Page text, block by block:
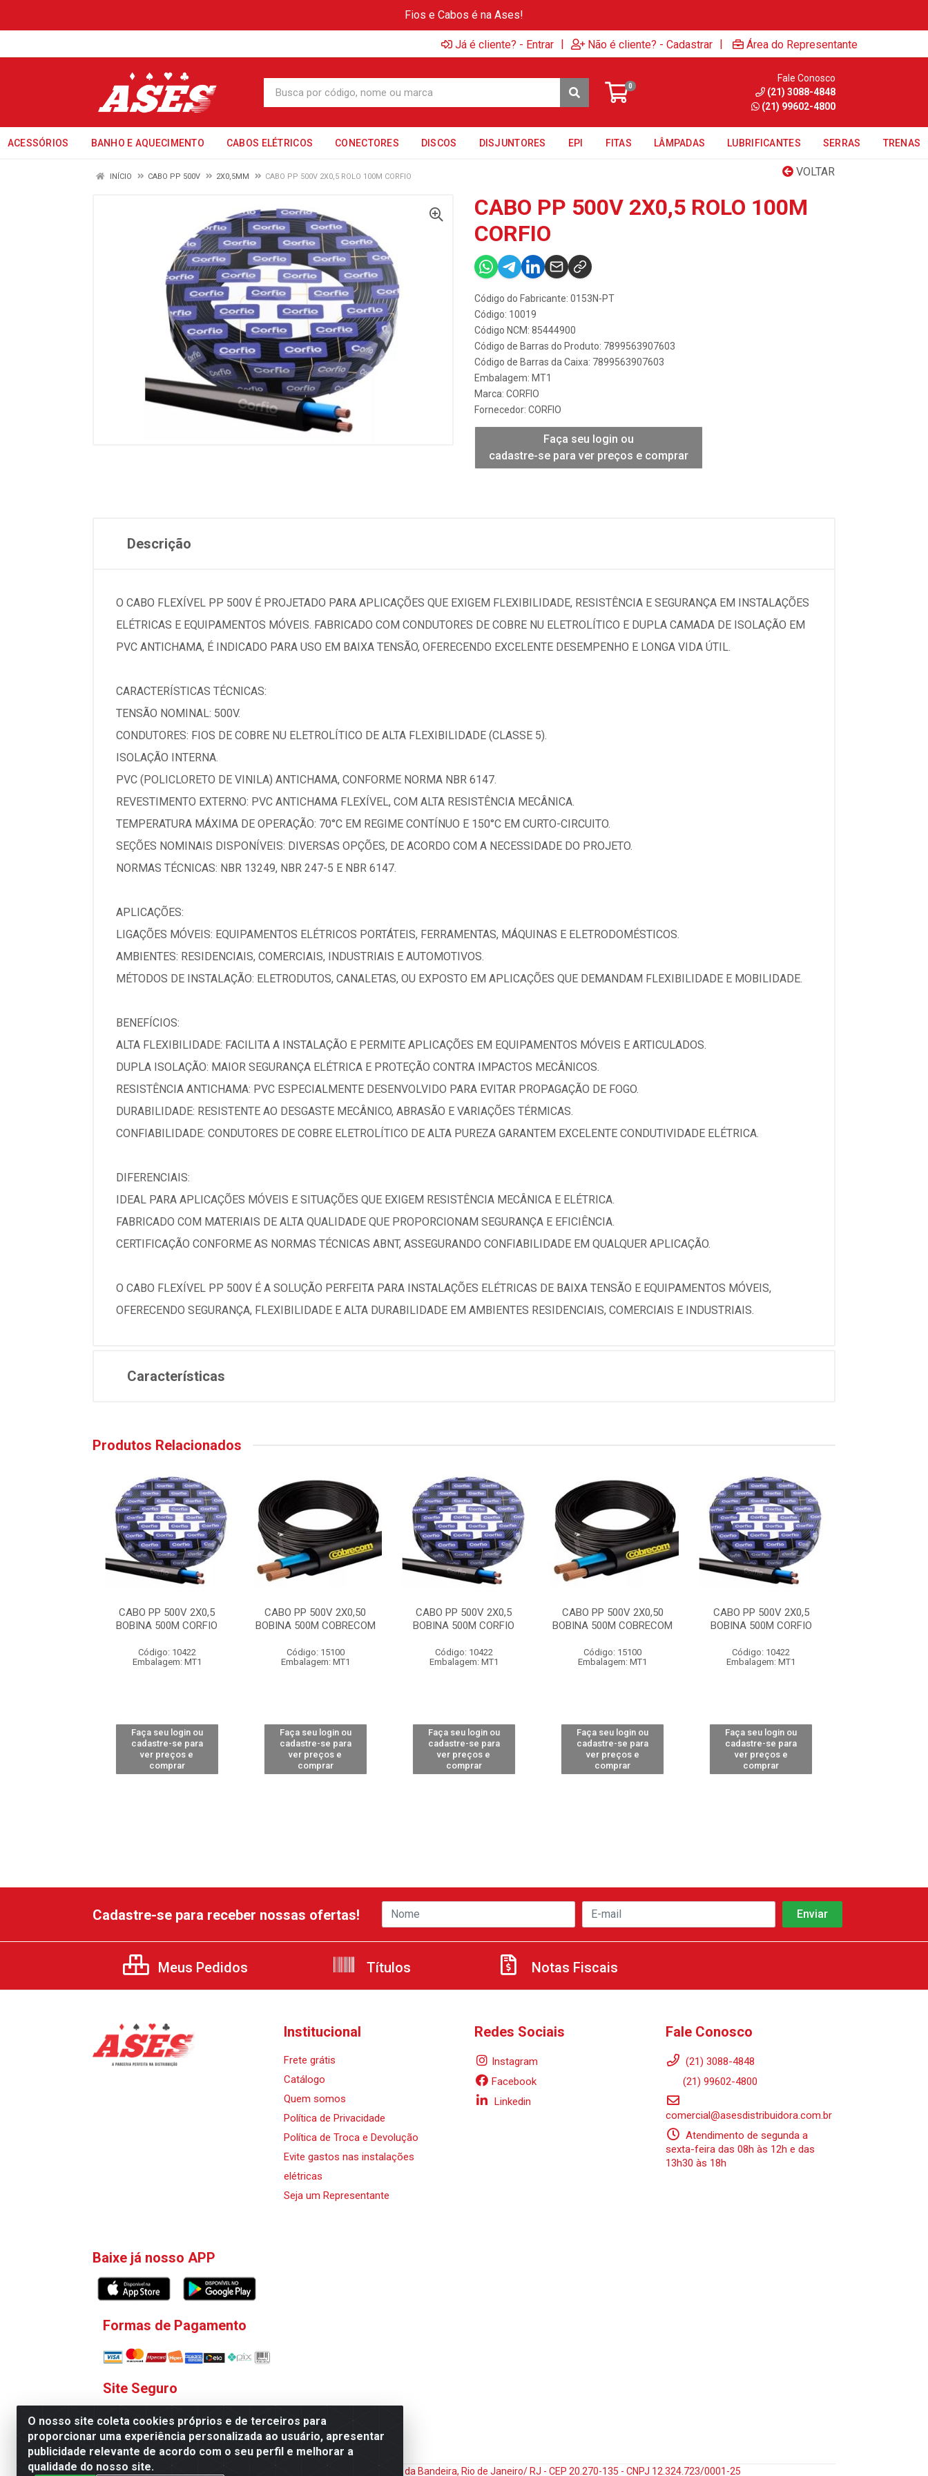
Fios e Cabos é na Ases!
Já é cliente? - Entrar | Não é cliente? - Cadastrar | Área do Representante
0
Fale Conosco
(21) 3088-4848
(21) 99602-4800
ACESSÓRIOS BANHO E AQUECIMENTO CABOS ELÉTRICOS CONECTORES DISCOS DISJUNTORES EPI FITAS LÂMPADAS LUBRIFICANTES SERRAS TRENAS
VOLTAR
INÍCIO CABO PP 500V 2X0,5MM CABO PP 500V 2X0,5 ROLO 100M CORFIO
CABO PP 500V 2X0,5 ROLO 100M
CORFIO
Código do Fabricante: 0153N-PT
Código: 10019
Código NCM: 85444900
Código de Barras do Produto: 7899563907603
Código de Barras da Caixa: 7899563907603
Embalagem: MT1
Marca: CORFIO
Fornecedor: CORFIO
Faça seu login ou
cadastre-se para ver preços e comprar
Descrição
O CABO FLEXÍVEL PP 500V É PROJETADO PARA APLICAÇÕES QUE EXIGEM FLEXIBILIDADE, RESISTÊNCIA E SEGURANÇA EM INSTALAÇÕES
ELÉTRICAS E EQUIPAMENTOS MÓVEIS. FABRICADO COM CONDUTORES DE COBRE NU ELETROLÍTICO E DUPLA CAMADA DE ISOLAÇÃO EM
PVC ANTICHAMA, É INDICADO PARA USO EM BAIXA TENSÃO, OFERECENDO EXCELENTE DESEMPENHO E LONGA VIDA ÚTIL.
CARACTERÍSTICAS TÉCNICAS:
TENSÃO NOMINAL: 500V.
CONDUTORES: FIOS DE COBRE NU ELETROLÍTICO DE ALTA FLEXIBILIDADE (CLASSE 5).
ISOLAÇÃO INTERNA.
PVC (POLICLORETO DE VINILA) ANTICHAMA, CONFORME NORMA NBR 6147.
REVESTIMENTO EXTERNO: PVC ANTICHAMA FLEXÍVEL, COM ALTA RESISTÊNCIA MECÂNICA.
TEMPERATURA MÁXIMA DE OPERAÇÃO: 70°C EM REGIME CONTÍNUO E 150°C EM CURTO-CIRCUITO.
SEÇÕES NOMINAIS DISPONÍVEIS: DIVERSAS OPÇÕES, DE ACORDO COM A NECESSIDADE DO PROJETO.
NORMAS TÉCNICAS: NBR 13249, NBR 247-5 E NBR 6147.
APLICAÇÕES:
LIGAÇÕES MÓVEIS: EQUIPAMENTOS ELÉTRICOS PORTÁTEIS, FERRAMENTAS, MÁQUINAS E ELETRODOMÉSTICOS.
AMBIENTES: RESIDENCIAIS, COMERCIAIS, INDUSTRIAIS E AUTOMOTIVOS.
MÉTODOS DE INSTALAÇÃO: ELETRODUTOS, CANALETAS, OU EXPOSTO EM APLICAÇÕES QUE DEMANDAM FLEXIBILIDADE E MOBILIDADE.
BENEFÍCIOS:
ALTA FLEXIBILIDADE: FACILITA A INSTALAÇÃO E PERMITE APLICAÇÕES EM EQUIPAMENTOS MÓVEIS E ARTICULADOS.
DUPLA ISOLAÇÃO: MAIOR SEGURANÇA ELÉTRICA E PROTEÇÃO CONTRA IMPACTOS MECÂNICOS.
RESISTÊNCIA ANTICHAMA: PVC ESPECIALMENTE DESENVOLVIDO PARA EVITAR PROPAGAÇÃO DE FOGO.
DURABILIDADE: RESISTENTE AO DESGASTE MECÂNICO, ABRASÃO E VARIAÇÕES TÉRMICAS.
CONFIABILIDADE: CONDUTORES DE COBRE ELETROLÍTICO DE ALTA PUREZA GARANTEM EXCELENTE CONDUTIVIDADE ELÉTRICA.
DIFERENCIAIS:
IDEAL PARA APLICAÇÕES MÓVEIS E SITUAÇÕES QUE EXIGEM RESISTÊNCIA MECÂNICA E ELÉTRICA.
FABRICADO COM MATERIAIS DE ALTA QUALIDADE QUE PROPORCIONAM SEGURANÇA E EFICIÊNCIA.
CERTIFICAÇÃO CONFORME AS NORMAS TÉCNICAS ABNT, ASSEGURANDO CONFIABILIDADE EM QUALQUER APLICAÇÃO.
O CABO FLEXÍVEL PP 500V É A SOLUÇÃO PERFEITA PARA INSTALAÇÕES ELÉTRICAS DE BAIXA TENSÃO E EQUIPAMENTOS MÓVEIS,
OFERECENDO SEGURANÇA, FLEXIBILIDADE E ALTA DURABILIDADE EM AMBIENTES RESIDENCIAIS, COMERCIAIS E INDUSTRIAIS.
Características
Produtos Relacionados
CABO PP 500V 2X0,5
BOBINA 500M CORFIO
Código: 10422
Embalagem: MT1
Faça seu login ou
cadastre-se para
ver preços e
comprar
CABO PP 500V 2X0,50
BOBINA 500M COBRECOM
Código: 15100
Embalagem: MT1
Faça seu login ou
cadastre-se para
ver preços e
comprar
CABO PP 500V 2X0,5
BOBINA 500M CORFIO
Código: 10422
Embalagem: MT1
Faça seu login ou
cadastre-se para
ver preços e
comprar
CABO PP 500V 2X0,50
BOBINA 500M COBRECOM
Código: 15100
Embalagem: MT1
Faça seu login ou
cadastre-se para
ver preços e
comprar
CABO PP 500V 2X0,5
BOBINA 500M CORFIO
Código: 10422
Embalagem: MT1
Faça seu login ou
cadastre-se para
ver preços e
comprar
O nosso site coleta cookies próprios e de terceiros para
proporcionar uma experiência personalizada ao usuário, apresentar
publicidade relevante de acordo com o seu perfil e melhorar a
qualidade do nosso site.
Cadastre-se para receber nossas ofertas!
Meus Pedidos Títulos Notas Fiscais
Institucional
Frete grátis
Catálogo
Quem somos
Política de Privacidade
Política de Troca e Devolução
Evite gastos nas instalações
elétricas
Seja um Representante
Redes Sociais
Instagram
Facebook
Linkedin
Fale Conosco
(21) 3088-4848
(21) 99602-4800
comercial@asesdistribuidora.com.br
Atendimento de segunda a
sexta-feira das 08h às 12h e das
13h30 às 18h
Baixe já nosso APP
Formas de Pagamento
Site Seguro
V. C. Ferragens LTDA - Rua do Matoso, 132 - Praça da Bandeira, Rio de Janeiro/ RJ - CEP 20.270-135 - CNPJ 12.324.723/0001-25